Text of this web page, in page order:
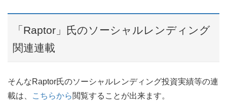
「Raptor」氏のソーシャルレンディング
関連連載
そんなRaptor氏のソーシャルレンディング投資実績等の連
載は、
こちらから閲覧することが出来ます。